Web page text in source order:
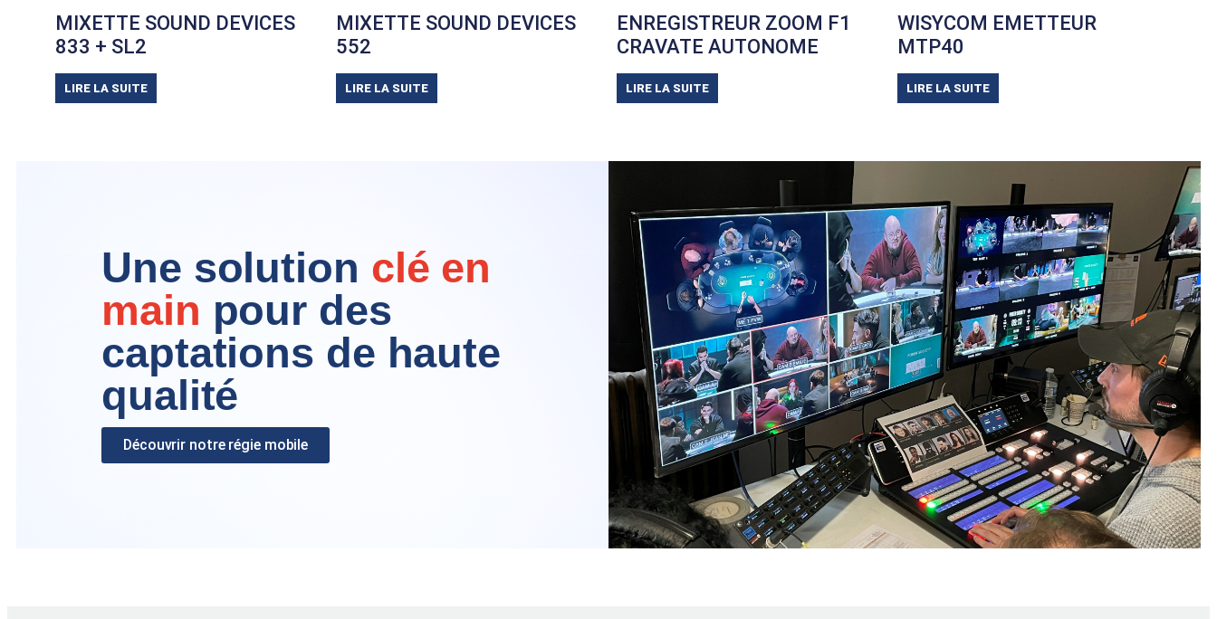
MIXETTE SOUND DEVICES
833 + SL2
LIRE LA SUITE
MIXETTE SOUND DEVICES
552
LIRE LA SUITE
ENREGISTREUR ZOOM F1
CRAVATE AUTONOME
LIRE LA SUITE
WISYCOM EMETTEUR
MTP40
LIRE LA SUITE
Une solution clé en
main pour des
captations de haute
qualité
Découvrir notre régie mobile